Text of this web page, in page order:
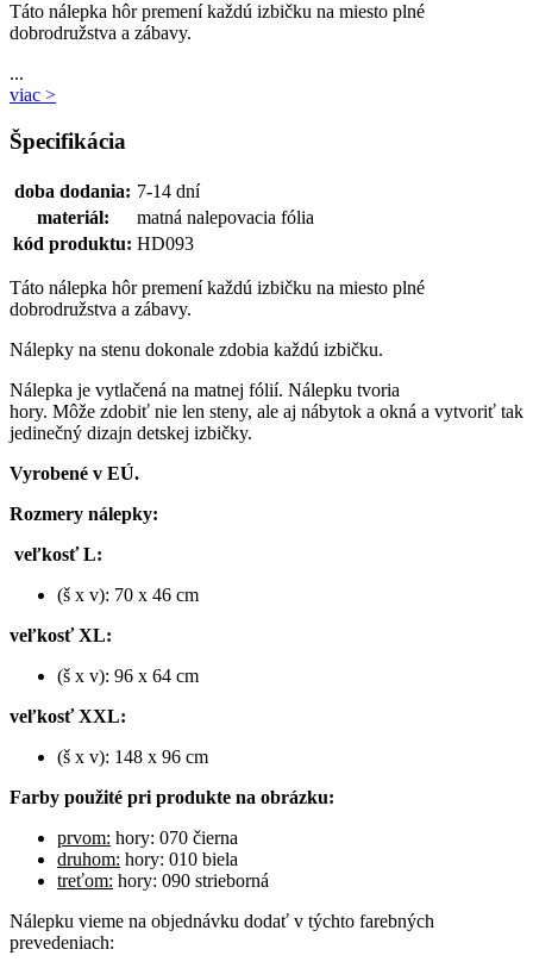
Táto nálepka hôr premení každú izbičku na miesto plné
dobrodružstva a zábavy.
...
viac >
Špecifikácia
doba dodania: 7-14 dní
materiál:
matná nalepovacia fólia
kód produktu: HD093
Táto nálepka hôr premení každú izbičku na miesto plné
dobrodružstva a zábavy.
Nálepky na stenu dokonale zdobia každú izbičku.
Nálepka je vytlačená na matnej fólií. Nálepku tvoria
hory. Môže zdobiť nie len steny, ale aj nábytok a okná a vytvoriť tak
jedinečný dizajn detskej izbičky.
Vyrobené v EÚ.
Rozmery nálepky:
veľkosť L:
(š x v): 70 x 46 cm
veľkosť XL:
(š x v): 96 x 64 cm
veľkosť XXL:
(š x v): 148 x 96 cm
Farby použité pri produkte na obrázku:
prvom: hory: 070 čierna
druhom: hory: 010 biela
treťom: hory: 090 strieborná
Nálepku vieme na objednávku dodať v týchto farebných
prevedeniach: